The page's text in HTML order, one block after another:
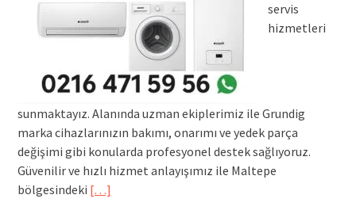
servis
hizmetleri
sunmaktayız. Alanında uzman ekiplerimiz ile Grundig
marka cihazlarınızın bakımı, onarımı ve yedek parça
değişimi gibi konularda profesyonel destek sağlıyoruz.
Güvenilir ve hızlı hizmet anlayışımız ile Maltepe
bölgesindeki […]